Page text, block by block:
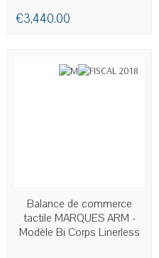
€3,440.00
AVAILABLE
Balance de commerce
tactile MARQUES ARM -
Modèle Bi Corps Linerless